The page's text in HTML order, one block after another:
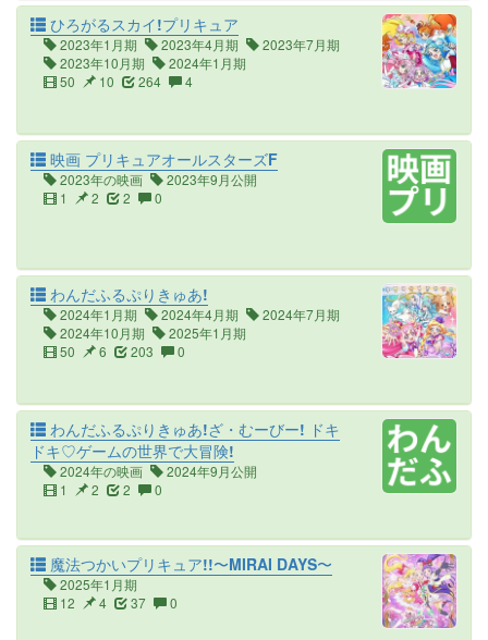
ひろがるスカイ!プリキュア
2023年1月期 2023年4月期
2023年7月期
2023年10月期
2024年1月期
50
10 264 4
映画 プリキュアオールスターズF
2023年の映画
2023年9月公開
1
2 2 0
わんだふるぷりきゅあ!
2024年1月期 2024年4月期
2024年7月期
2024年10月期
2025年1月期
50
6 203 0
わんだふるぷりきゅあ!ざ・むーびー! ドキ
ドキ♡ゲームの世界で大冒険!
2024年の映画
2024年9月公開
1
2 2 0
魔法つかいプリキュア!!〜MIRAI DAYS〜
2025年1月期
12
4 37 0